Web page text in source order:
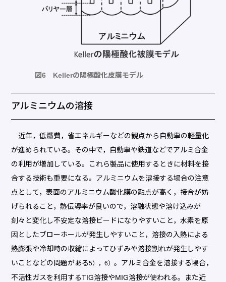
図6 Kellerの陽極酸化皮膜モデル
アルミニウムの溶接
近年，低燃費，省エネルギーなどの観点から自動車の軽量化
が進められている。その中で，自動車や鉄道などでアルミ合金
の利用が増加している。これら製品に使用するときに材料を接
合する技術も重要になる。アルミニウムを溶接する場合の注意
点として，表面のアルミニウム酸化膜の融点が高く，接合が妨
げられること，熱伝導率が良いので，溶融状態や溶け込みが
刻々と変化し不安定な溶接ビードになりやすいこと，水素を原
因としたブローホールが発生しやすいこと，溶接の入熱による
熱膨張や冷却時の収縮によってひずみや溶接割れが発生しやす
いことなどの問題がある5），6）。アルミ合金を溶接する場合，
不活性ガスを利用するTIG溶接やMIG溶接が使われる。また近